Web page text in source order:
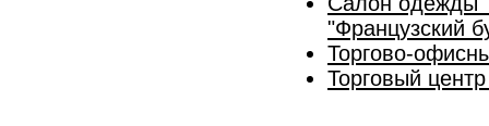
"Французский
Торгово-
Торговый